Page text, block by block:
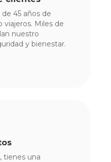
45 años de
Miles de
nuestro
y bienestar.
tienes una